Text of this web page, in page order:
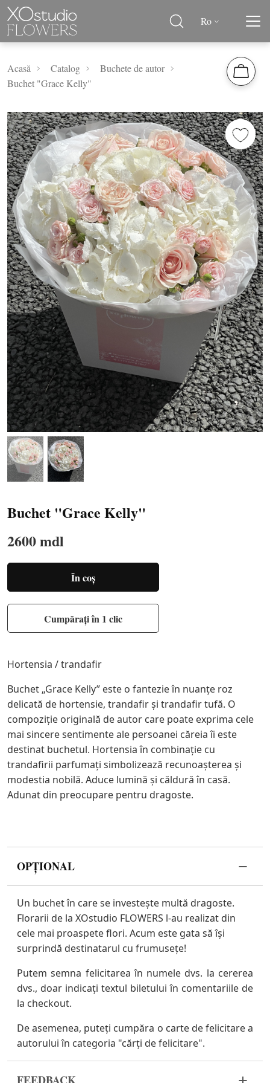
Ro
Acasă Catalog
Buchete de autor
Buchet "Grace Kelly"
Buchet "Grace Kelly"
2600 mdl
În coș
Cumpărați în 1 clic
Hortensia / trandafir
Buchet „Grace Kelly” este o fantezie în nuanţe roz
delicată de hortensie, trandafir și trandafir tufă. O
compoziție originală de autor care poate exprima cele
mai sincere sentimente ale persoanei căreia îi este
destinat buchetul. Hortensia în combinație cu
trandafirii parfumați simbolizează recunoașterea și
modestia nobilă. Aduce lumină și căldură în casă.
Adunat din preocupare pentru dragoste.
OPȚIONAL
Un buchet în care se investește multă dragoste.
Florarii de la XOstudio FLOWERS l-au realizat din
cele mai proaspete flori. Acum este gata să își
surprindă destinatarul cu frumusețe!
Putem semna felicitarea în numele dvs. la cererea
dvs., doar indicați textul biletului în comentariile de
la checkout.
De asemenea, puteți cumpăra o carte de felicitare a
autorului în categoria "cărți de felicitare".